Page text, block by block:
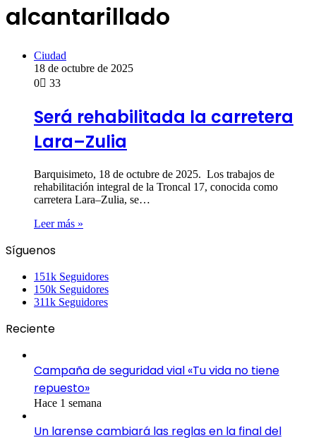
alcantarillado
Ciudad
18 de octubre de 2025
0
33
Será rehabilitada la carretera
Lara–Zulia
Barquisimeto, 18 de octubre de 2025. Los trabajos de
rehabilitación integral de la Troncal 17, conocida como
carretera Lara–Zulia, se…
Leer más »
Síguenos
151k Seguidores
150k Seguidores
311k Seguidores
Reciente
Campaña de seguridad vial «Tu vida no tiene
repuesto»
Hace 1 semana
Un larense cambiará las reglas en la final del